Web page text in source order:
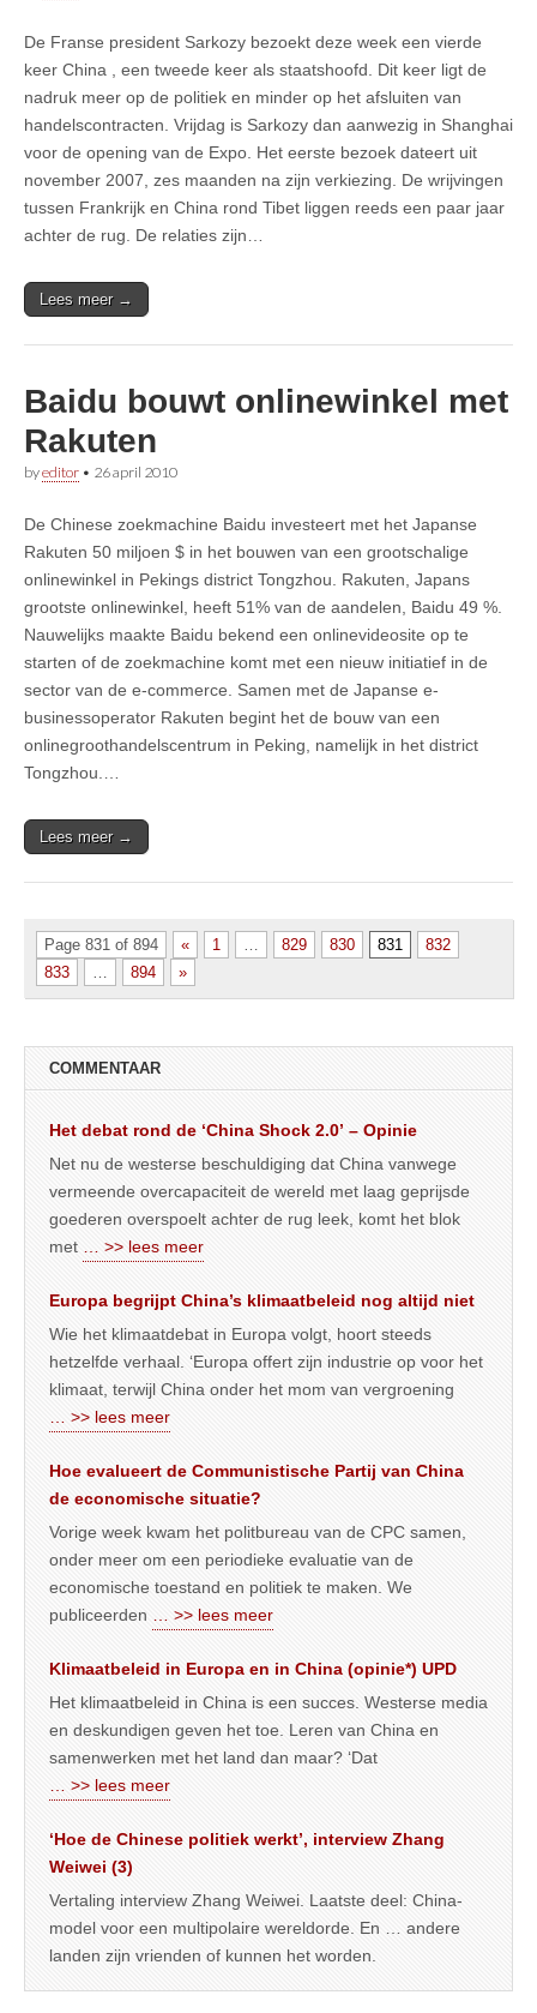
De Franse president Sarkozy bezoekt deze week een vierde
keer China , een tweede keer als staatshoofd. Dit keer ligt de
nadruk meer op de politiek en minder op het afsluiten van
handelscontracten. Vrijdag is Sarkozy dan aanwezig in Shanghai
voor de opening van de Expo. Het eerste bezoek dateert uit
november 2007, zes maanden na zijn verkiezing. De wrijvingen
tussen Frankrijk en China rond Tibet liggen reeds een paar jaar
achter de rug. De relaties zijn…
Lees meer →
Baidu bouwt onlinewinkel met
Rakuten
byeditor • 26 april 2010
De Chinese zoekmachine Baidu investeert met het Japanse
Rakuten 50 miljoen $ in het bouwen van een grootschalige
onlinewinkel in Pekings district Tongzhou. Rakuten, Japans
grootste onlinewinkel, heeft 51% van de aandelen, Baidu 49 %.
Nauwelijks maakte Baidu bekend een onlinevideosite op te
starten of de zoekmachine komt met een nieuw initiatief in de
sector van de e-commerce. Samen met de Japanse e-
businessoperator Rakuten begint het de bouw van een
onlinegroothandelscentrum in Peking, namelijk in het district
Tongzhou.…
Lees meer →
Page 831 of 894 « 1 829 830 831
832
833
894 »
COMMENTAAR
Het debat rond de ‘China Shock 2.0’ – Opinie
Net nu de westerse beschuldiging dat China vanwege
vermeende overcapaciteit de wereld met laag geprijsde
goederen overspoelt achter de rug leek, komt het blok
met
… >> lees meer
Europa begrijpt China’s klimaatbeleid nog altijd niet
Wie het klimaatdebat in Europa volgt, hoort steeds
hetzelfde verhaal. ‘Europa offert zijn industrie op voor het
klimaat, terwijl China onder het mom van vergroening
… >> lees meer
Hoe evalueert de Communistische Partij van China
de economische situatie?
Vorige week kwam het politbureau van de CPC samen,
onder meer om een periodieke evaluatie van de
economische toestand en politiek te maken. We
publiceerden
… >> lees meer
Klimaatbeleid in Europa en in China (opinie*) UPD
Het klimaatbeleid in China is een succes. Westerse media
en deskundigen geven het toe. Leren van China en
samenwerken met het land dan maar? ‘Dat
… >> lees meer
‘Hoe de Chinese politiek werkt’, interview Zhang
Weiwei (3)
Vertaling interview Zhang Weiwei. Laatste deel: China-
model voor een multipolaire wereldorde. En … andere
landen zijn vrienden of kunnen het worden.